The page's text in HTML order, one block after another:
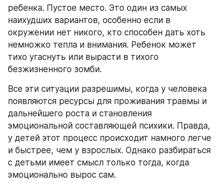
ребенка. Пустое место. Это один из самых
наихудших вариантов, особенно если в
окружении нет никого, кто способен дать хоть
немножко тепла и внимания. Ребенок может
тихо угаснуть или вырасти в тихого
безжизненного зомби.
Все эти ситуации разрешимы, когда у человека
появляются ресурсы для проживания травмы и
дальнейшего роста и становления
эмоциональной составляющей психики. Правда,
у детей этот процесс происходит намного легче
и быстрее, чем у взрослых. Однако разбираться
с детьми имеет смысл только тогда, когда
эмоционально вырос сам.